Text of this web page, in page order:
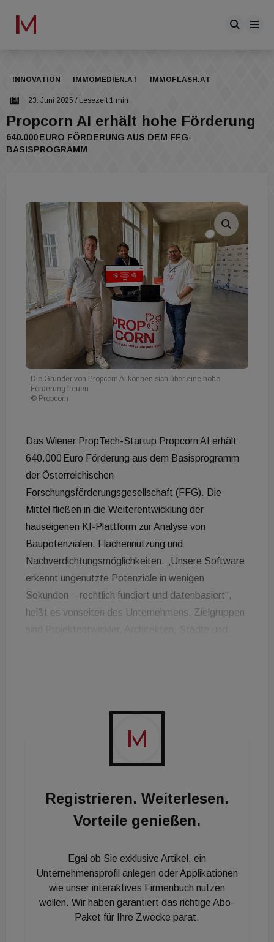
INNOVATION IMMOMEDIEN.AT IMMOFLASH.AT
23. Juni 2025 / Lesezeit 1 min
Propcorn AI erhält hohe Förderung
640.000 EURO FÖRDERUNG AUS DEM FFG-
BASISPROGRAMM
Die Gründer von Propcorn AI können sich über eine hohe
Förderung freuen
© Propcorn
Das Wiener PropTech-Startup Propcorn AI erhält
640.000 Euro Förderung aus dem Basisprogramm
der Österreichischen
Forschungsförderungsgesellschaft (FFG). Die
Mittel fließen in die Weiterentwicklung der
hauseigenen KI-Plattform zur Analyse von
Baupotenzialen, Flächennutzung und
Nachverdichtungsmöglichkeiten. „Unsere Software
erkennt ungenutzte Potenziale in wenigen
Sekunden – rechtlich fundiert und datenbasiert“,
heißt es vonseiten des Unternehmens. Zielgruppen
Institutionen im Fokus. Die Lösung soll künftig auch
als White-Label-Tool für Städte bereitgestellt
werden. Damit will Propcorn AI „nachhaltiges
Wachstum, Transparenz und Bürgerbeteiligung
Registrieren. Weiterlesen.
Vorteile genießen.
Egal ob Sie exklusive Artikel, ein
Unternehmensprofil anlegen oder Applikationen
wie unser interaktives Firmenbuch nutzen
wollen. Wir haben garantiert das richtige Abo-
Paket für Ihre Zwecke parat.